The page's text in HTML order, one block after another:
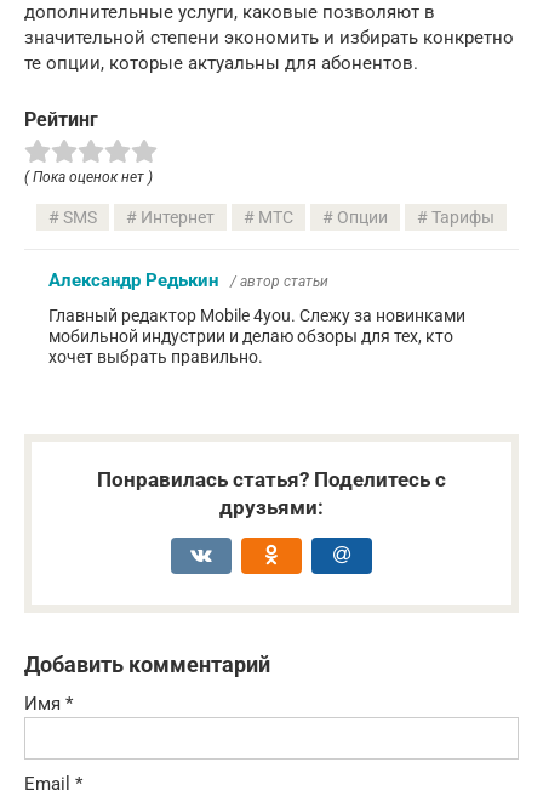
дополнительные услуги, каковые позволяют в
значительной степени экономить и избирать конкретно
те опции, которые актуальны для абонентов.
Рейтинг
( Пока оценок нет )
SMS Интернет МТС Опции Тарифы
Александр Редькин / автор статьи
Главный редактор Mobile 4you. Слежу за новинками
мобильной индустрии и делаю обзоры для тех, кто
хочет выбрать правильно.
Понравилась статья? Поделитесь с
друзьями:
Добавить комментарий
Имя *
Email *